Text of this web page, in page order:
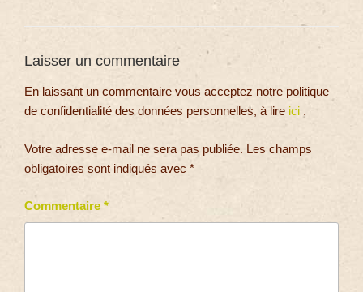
Laisser un commentaire
En laissant un commentaire vous acceptez notre politique
de confidentialité des données personnelles, à lire ici .
Votre adresse e-mail ne sera pas publiée. Les champs
obligatoires sont indiqués avec *
Commentaire *